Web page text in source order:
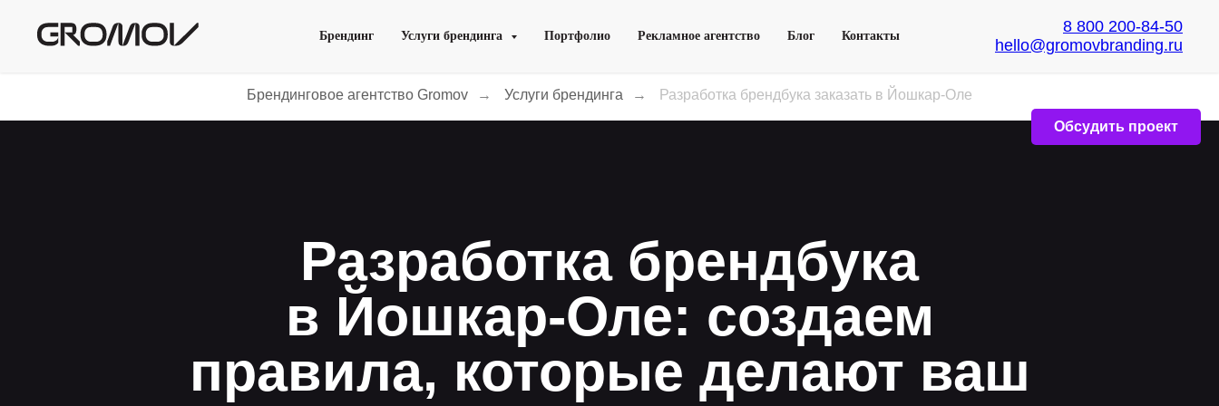
Брендинг Услуги брендинга Портфолио Рекламное агентство Блог Контакты
8 800 200-84-50
hello@gromovbranding.ru
Брендинговое агентство Gromov → Услуги брендинга → Разработка брендбука заказать в Йошкар-Оле
Разработка брендбука
в Йошкар-Оле: создаем
правила, которые делают ваш
Обсудить проект